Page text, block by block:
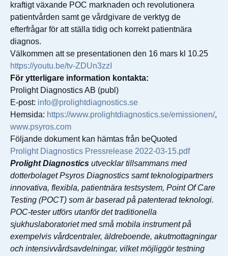
kraftigt växande POC marknaden och revolutionera
patientvården samt ge vårdgivare de verktyg de
efterfrågar för att ställa tidig och korrekt patientnära
diagnos.
Välkommen att se presentationen den 16 mars kl 10.25
https://youtu.be/tv-ZDUn3zzI
För ytterligare information kontakta:
Prolight Diagnostics AB (publ)
E-post: info@prolightdiagnostics.se
Hemsida: https://www.prolightdiagnostics.se/emissionen/,
www.psyros.com
Följande dokument kan hämtas från beQuoted
Prolight Diagnostics Pressrelease 2022-03-15.pdf
Prolight Diagnostics utvecklar tillsammans med
dotterbolaget Psyros Diagnostics samt teknologipartners
innovativa, flexibla, patientnära testsystem, Point Of Care
Testing (POCT) som är baserad på patenterad teknologi.
POC-tester utförs utanför det traditionella
sjukhuslaboratoriet med små mobila instrument på
exempelvis vårdcentraler, äldreboende, akutmottagningar
och intensivvårdsavdelningar, vilket möjliggör testning